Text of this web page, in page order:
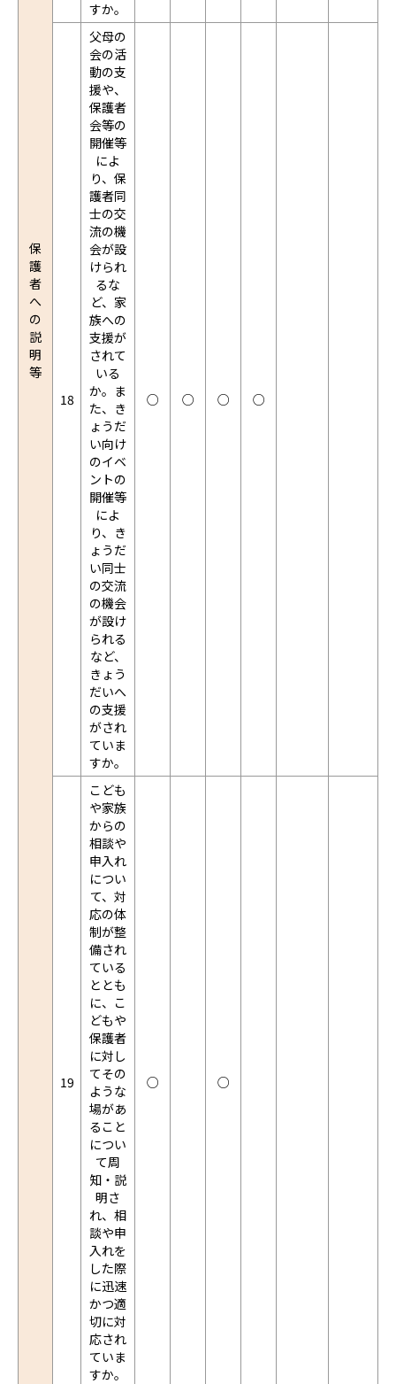
保
護
者
へ
の
説
明
等
すか。
18
父母の
会の活
動の支
援や、
保護者
会等の
開催等
によ
り、保
護者同
士の交
流の機
会が設
けられ
るな
ど、家
族への
支援が
されて
いる
か。ま
た、き
ょうだ
い向け
のイベ
ントの
開催等
によ
り、き
ょうだ
い同士
の交流
の機会
が設け
られる
など、
きょう
だいへ
の支援
がされ
ていま
すか。
○ ○ ○ ○
19
こども
や家族
からの
相談や
申入れ
につい
て、対
応の体
制が整
備され
ている
ととも
に、こ
どもや
保護者
に対し
てその
ような
場があ
ること
につい
て周
知・説
明さ
れ、相
談や申
入れを
した際
に迅速
かつ適
切に対
応され
ていま
すか。
○ ○